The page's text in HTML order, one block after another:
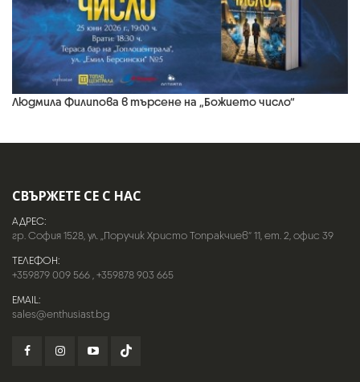
Людмила Филипова в търсене на „Божието число“
СВЪРЖЕТЕ СЕ С НАС
АДРЕС:
гр. София 1528, ул. „Поручик Христо Топракчиев“ 11, ет. 2, офис 39
ТЕЛЕФОН:
+359879 009 566,+359878 903 665
EMAIL:
sales@enthusiast.bg